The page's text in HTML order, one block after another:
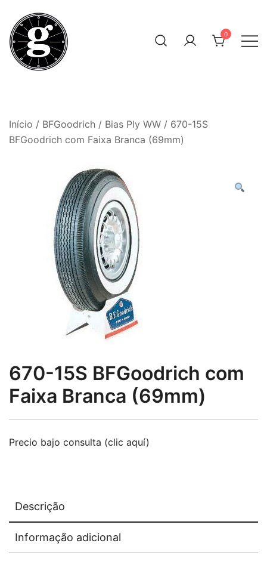
content
0
Início / BFGoodrich / Bias Ply WW / 670-15S
BFGoodrich com Faixa Branca (69mm)
670-15S BFGoodrich com
Faixa Branca (69mm)
Precio bajo consulta (clic aquí)
Descrição
Informação adicional